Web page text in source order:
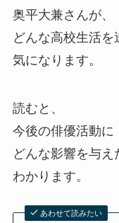
奥平大兼さんが、
どんな高校生活
気になります。
読むと、
今後の俳優活動に
どんな影響を与え
わかります。
あわせて読みたい